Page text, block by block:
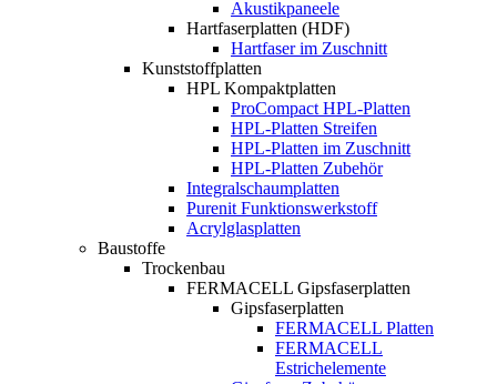
Akustikpaneele
Hartfaserplatten (HDF)
Hartfaser im Zuschnitt
Kunststoffplatten
HPL Kompaktplatten
ProCompact HPL-Platten
HPL-Platten Streifen
HPL-Platten im Zuschnitt
HPL-Platten Zubehör
Integralschaumplatten
Purenit Funktionswerkstoff
Acrylglasplatten
Baustoffe
Trockenbau
FERMACELL Gipsfaserplatten
Gipsfaserplatten
FERMACELL Platten
FERMACELL
Estrichelemente